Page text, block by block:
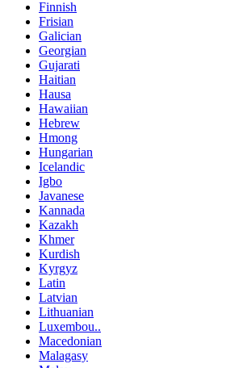
Finnish
Frisian
Galician
Georgian
Gujarati
Haitian
Hausa
Hawaiian
Hebrew
Hmong
Hungarian
Icelandic
Igbo
Javanese
Kannada
Kazakh
Khmer
Kurdish
Kyrgyz
Latin
Latvian
Lithuanian
Luxembou..
Macedonian
Malagasy